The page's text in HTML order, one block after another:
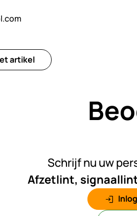
artikel
Schrijf nu uw
Afzetlint,